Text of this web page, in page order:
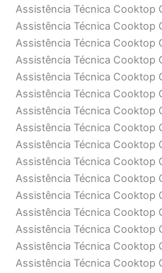
Assistência Técnica Cooktop
Assistência Técnica Cooktop
Assistência Técnica Cooktop
Assistência Técnica Cooktop
Assistência Técnica Cooktop
Assistência Técnica Cooktop
Assistência Técnica Cooktop
Assistência Técnica Cooktop
Assistência Técnica Cooktop
Assistência Técnica Cooktop
Assistência Técnica Cooktop
Assistência Técnica Cooktop
Assistência Técnica Cooktop
Assistência Técnica Cooktop
Assistência Técnica Cooktop
Assistência Técnica Cooktop